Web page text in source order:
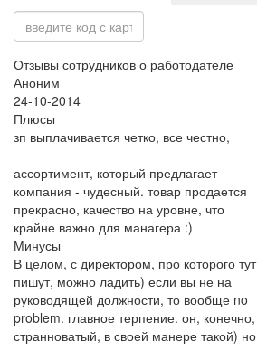
Отзывы сотрудников о работодателе
Аноним
24-10-2014
Плюсы
зп выплачивается четко, все честно,
ассортимент, который предлагает
компания - чудесный. товар продается
прекрасно, качество на уровне, что
крайне важно для манагера :)
Минусы
В целом, с директором, про которого тут
пишут, можно ладить) если вы не на
руководящей должности, то вообще no
problem. главное терпение. он, конечно,
странноватый, в своей манере такой) но